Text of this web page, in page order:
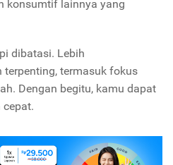
konsumtif lainnya yang
dibatasi. Lebih
termasuk fokus
Dengan begitu, kamu dapat